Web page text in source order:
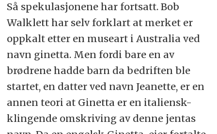
Så spekulasjonene har fortsatt. Bob
Walklett har selv forklart at merket er
oppkalt etter en museart i Australia ved
navn ginetta. Men fordi bare en av
brødrene hadde barn da bedriften ble
startet, en datter ved navn Jeanette, er en
annen teori at Ginetta er en italiensk-
klingende omskriving av denne jentas